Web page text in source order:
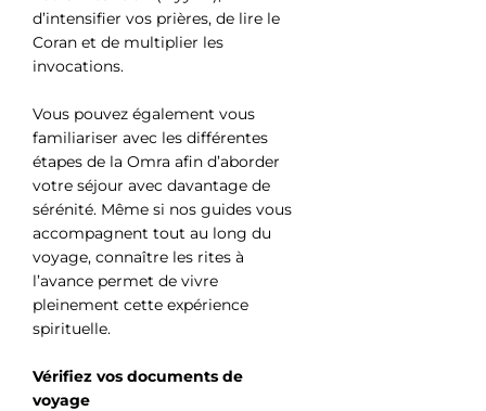
d’intensifier vos prières, de lire le
Coran et de multiplier les
invocations.
Vous pouvez également vous
familiariser avec les différentes
étapes de la Omra afin d’aborder
votre séjour avec davantage de
sérénité. Même si nos guides vous
accompagnent tout au long du
voyage, connaître les rites à
l’avance permet de vivre
pleinement cette expérience
spirituelle.
Vérifiez vos documents de
voyage